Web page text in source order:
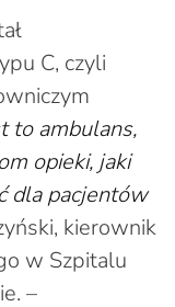
C, czyli
to ambulans,
opieki, jaki
dla pacjentów
kierownik
w Szpitalu
–